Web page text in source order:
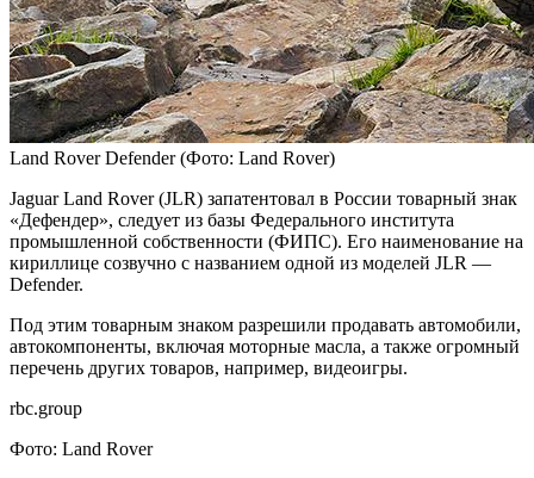
Land Rover Defender (Фото: Land Rover)
Jaguar Land Rover (JLR) запатентовал в России товарный знак
«Дефендер», следует из базы Федерального института
промышленной собственности (ФИПС). Его наименование на
кириллице созвучно с названием одной из моделей JLR —
Defender.
Под этим товарным знаком разрешили продавать автомобили,
автокомпоненты, включая моторные масла, а также огромный
перечень других товаров, например, видеоигры.
rbc.group
Фото: Land Rover